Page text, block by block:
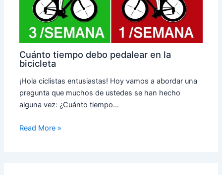
Cuánto tiempo debo pedalear en la
bicicleta
¡Hola ciclistas entusiastas! Hoy vamos a abordar una
pregunta que muchos de ustedes se han hecho
alguna vez: ¿Cuánto tiempo…
Read More »